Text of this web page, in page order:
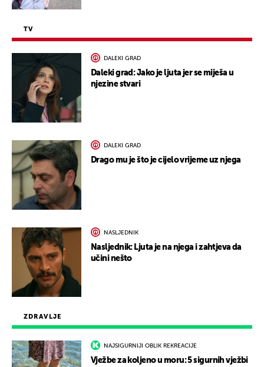
ZDRAVLJE
NAJSIGURNIJI OBLIK REKREACIJE
Vježbe za koljeno u moru: 5 sigurnih vježbi
TV
DALEKI GRAD
Daleki grad: Jako je ljuta jer se miješa u
njezine stvari
DALEKI GRAD
Drago mu je što je cijelo vrijeme uz njega
NASLJEDNIK
Nasljednik: Ljuta je na njega i zahtjeva da
učini nešto